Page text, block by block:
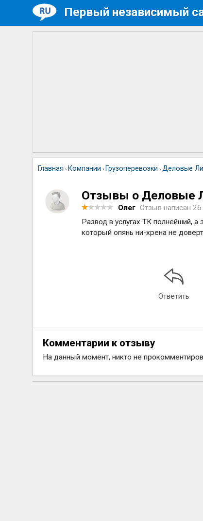
Первый независимый
Главная › Компании › Грузоперевозки ›Деловые
Отзывы о Деловые
Олег Отзыв написан26
Развод в услугах ТК полнейший, а
который опянь ни-хрена не
Ответить
Комментарии к отзыву
На данный момент, никто не